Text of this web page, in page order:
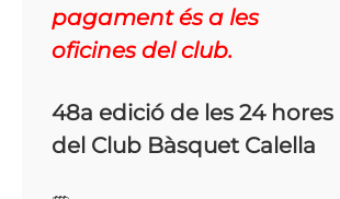
pagament és a les
oficines del club.
48a edició de les 24 hores
del Club Bàsquet Calella